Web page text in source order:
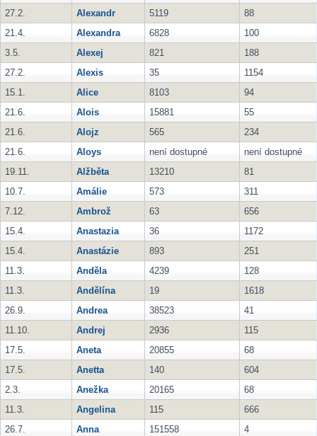
27.2.
Alexandr 5119
88
21.4.
Alexandra 6828
100
3.5.
Alexej 821
188
27.2.
Alexis 35
1154
15.1.
Alice 8103
94
21.6.
Alois 15881
55
21.6.
Alojz 565
234
21.6.
Aloys není dostupné
není dostupné
19.11.
Alžběta 13210
81
10.7.
Amálie 573
311
7.12.
Ambrož 63
656
15.4.
Anastazia 36
1172
15.4.
Anastázie 893
251
11.3.
Anděla 4239
128
11.3.
Andělína 19
1618
26.9.
Andrea 38523
41
11.10.
Andrej 2936
115
17.5.
Aneta 20855
68
17.5.
Anetta 140
604
2.3.
Anežka 20165
68
11.3.
Angelina 115
666
26.7.
Anna 151558
4